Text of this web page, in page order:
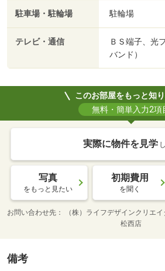
駐車場・駐輪場 駐輪場
テレビ・通信
ＢＳ端子、光
バンド）
このお部屋をもっと知り
無料・簡単入力2項
実際に物件を見学
写真
をもっと見たい
初期費用
を聞く
お問い合わせ先
（株）ライフデザインクリエ
松西店
備考